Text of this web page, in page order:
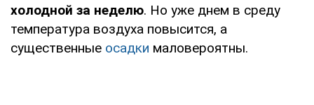
холодной за неделю. Но уже днем в среду
температура воздуха повысится, а
существенные осадки маловероятны.